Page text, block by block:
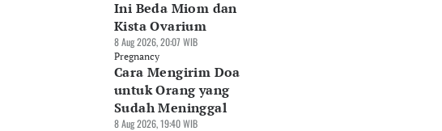
Ini Beda Miom dan
Kista Ovarium
8 Aug 2026, 20:07 WIB
Pregnancy
Cara Mengirim Doa
untuk Orang yang
Sudah Meninggal
8 Aug 2026, 19:40 WIB